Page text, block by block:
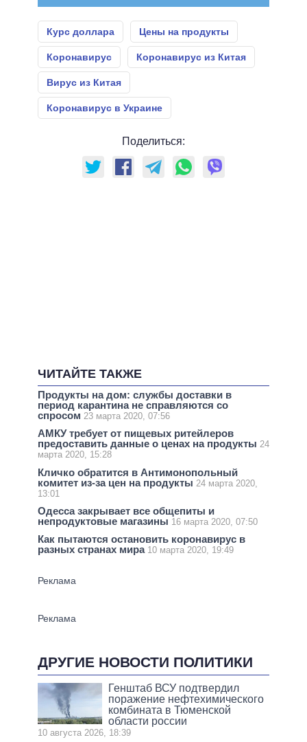
Курс доллара Цены на продукты
Коронавирус Коронавирус из Китая
Вирус из Китая
Коронавирус в Украине
Поделиться:
ЧИТАЙТЕ ТАКЖЕ
Продукты на дом: службы доставки в
период карантина не справляются со
спросом 23 марта 2020, 07:56
АМКУ требует от пищевых ритейлеров
предоставить данные о ценах на продукты 24
марта 2020, 15:28
Кличко обратится в Антимонопольный
комитет из-за цен на продукты 24 марта 2020,
13:01
Одесса закрывает все общепиты и
непродуктовые магазины 16 марта 2020, 07:50
Как пытаются остановить коронавирус в
разных странах мира 10 марта 2020, 19:49
ДРУГИЕ НОВОСТИ ПОЛИТИКИ
Генштаб ВСУ подтвердил
поражение нефтехимического
комбината в Тюменской
области россии
10 августа 2026, 18:39